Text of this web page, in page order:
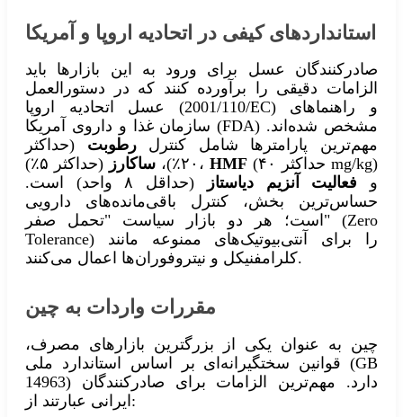
استانداردهای کیفی در اتحادیه اروپا و آمریکا
صادرکنندگان عسل برای ورود به این بازارها باید
الزامات دقیقی را برآورده کنند که در دستورالعمل
عسل اتحادیه اروپا (2001/110/EC) و راهنماهای
سازمان غذا و داروی آمریکا (FDA) مشخص شده‌اند.
مهم‌ترین پارامترها شامل کنترلرطوبت (حداکثر
۲۰٪)،
ساکارز (حداکثر ۵٪)، HMF (حداکثر ۴۰ mg/kg)
و فعالیت آنزیم دیاستاز
(حداقل ۸ واحد) است.
حساس‌ترین بخش، کنترل باقی‌مانده‌های دارویی
است؛ هر دو بازار سیاست "تحمل صفر" (Zero
Tolerance) را برای آنتی‌بیوتیک‌های ممنوعه مانند
کلرامفنیکل و نیتروفوران‌ها اعمال می‌کنند.
مقررات واردات به چین
چین به عنوان یکی از بزرگترین بازارهای مصرف،
قوانین سختگیرانه‌ای بر اساس استاندارد ملی (GB
14963) دارد. مهم‌ترین الزامات برای صادرکنندگان
ایرانی عبارتند از: